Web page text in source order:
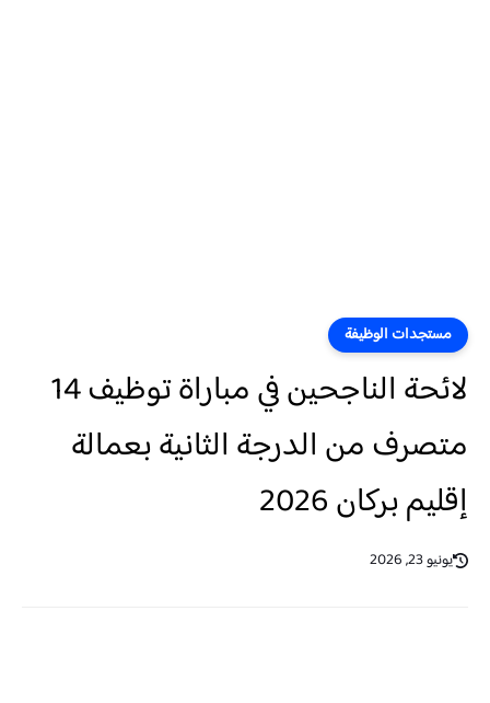
مستجدات الوظيفة
لائحة الناجحين في مباراة توظيف 14
متصرف من الدرجة الثانية بعمالة
إقليم بركان 2026
يونيو 23, 2026